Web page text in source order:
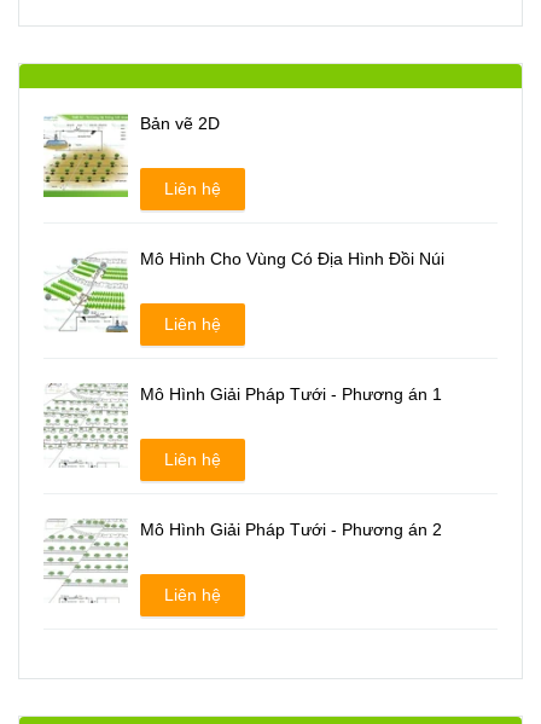
Bản vẽ 2D
Liên hệ
Mô Hình Cho Vùng Có Địa Hình Đồi Núi
Liên hệ
Mô Hình Giải Pháp Tưới - Phương án 1
Liên hệ
Mô Hình Giải Pháp Tưới - Phương án 2
Liên hệ